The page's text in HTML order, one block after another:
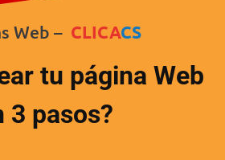
Web – CLICACS
tu página Web
3 pasos?